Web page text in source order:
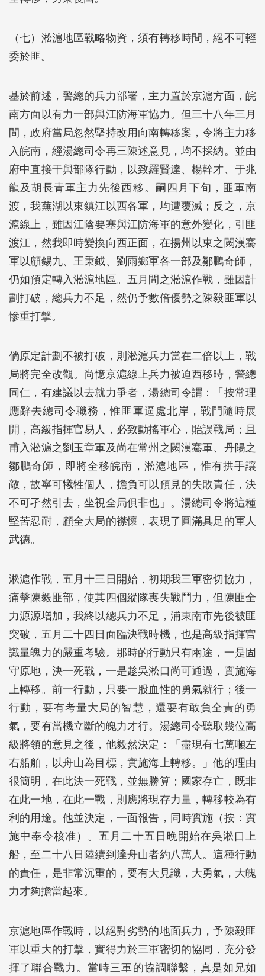
（七）淞滬地區戰略物資，須有轉移時間，絕不可輕
委於匪。
基於前述，警總的兵力部署，主力置於京滬方面，皖
南方面以有力一部與江防海軍協力。但三十八年三月
間，政府當局忽然堅持改用向南轉移案，令將主力移
入皖南，經湯總司令再三陳述意見，均不採納。並由
府中直接干與部隊行動，以致羅賢達、楊幹才、于兆
龍及胡長青軍主力先後西移。嗣四月下旬，匪軍南
渡，我蕪湖以東鎮江以西各軍，均遭覆滅；反之，京
滬線上，雖因江陰要塞與江防海軍的意外變化，引匪
渡江，然我即時變換向西正面，在揚州以東之闕漢騫
軍以顧錫九、王秉鉞、劉雨鄉軍各一部及鄒鵬奇師，
仍如預定轉入淞滬地區。五月間之淞滬作戰，雖因計
劃打破，總兵力不足，然仍予數倍優勢之陳毅匪軍以
慘重打擊。
倘原定計劃不被打破，則淞滬兵力當在二倍以上，戰
局將完全改觀。尚憶京滬線上兵力被迫西移時，警總
同仁，有建議以去就力爭者，湯總司令謂：「按常理
應辭去總司令職務，惟匪軍逼處北岸，戰鬥隨時展
開，高級指揮官易人，必致動搖軍心，貽誤戰局；且
甫入淞滬之劉玉章軍及尚在常州之闕漢騫軍、丹陽之
鄒鵬奇師，即將全移皖南，淞滬地區，惟有拱手讓
敵，故寧可犧牲個人，擔負可以預見的失敗責任，決
不可孑然引去，坐視全局俱非也」。湯總司令將這種
堅苦忍耐，顧全大局的襟懷，表現了圓滿具足的軍人
武德。
淞滬作戰，五月十三日開始，初期我三軍密切協力，
痛擊陳毅匪部，使其四個縱隊喪失戰鬥力，但陳匪全
力源源增加，我終以總兵力不足，浦東南市先後被匪
突破，五月二十四日面臨決戰時機，也是高級指揮官
識量魄力的嚴重考驗。那時的行動只有兩途，一是固
守原地，決一死戰，一是趁吳淞口尚可通過，實施海
上轉移。前一行動，只要一股血性的勇氣就行；後一
行動，要有考量大局的智慧，還要有敢負全責的勇
氣，要有當機立斷的魄力才行。湯總司令聽取幾位高
級將領的意見之後，他毅然決定：「盡現有七萬噸左
右船舶，以舟山為目標，實施海上轉移。」他的理由
很簡明，在此決一死戰，並無勝算；國家存亡，既非
在此一地，在此一戰，則應將現存力量，轉移較為有
利的用途。他並決定，一面報告，同時實施（按：實
施中奉令核准）。五月二十五日晚開始在吳淞口上
船，至二十八日陸續到達舟山者約八萬人。這種行動
的責任，是非常沉重的，要有大見識，大勇氣，大魄
力才夠擔當起來。
京滬地區作戰時，以絕對劣勢的地面兵力，予陳毅匪
軍以重大的打擊，實得力於三軍密切的協同，充分發
揮了聯合戰力。當時三軍的協調聯繫，真是如兄如